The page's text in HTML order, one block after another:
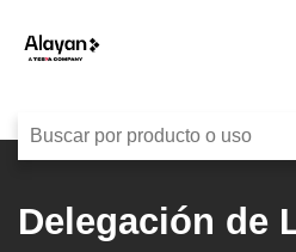
Delegación de